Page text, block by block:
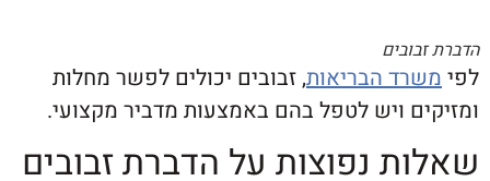
הבריאות, זבובים יכולים לפשר מחלות
ויש לטפל בהם באמצעות מדביר מקצועי.
נפוצות על הדברת זבובים